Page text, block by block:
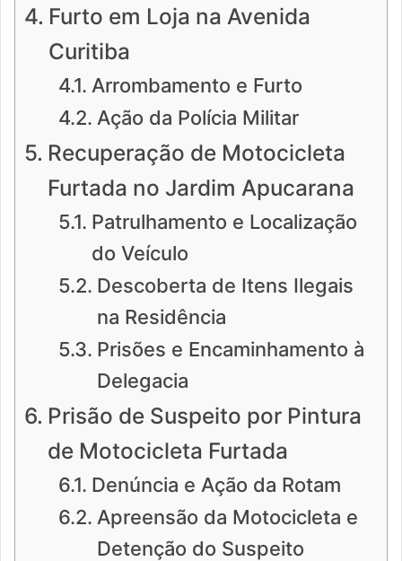
Furto em Loja na Avenida
Curitiba
Arrombamento e Furto
Ação da Polícia Militar
Recuperação de Motocicleta
Furtada no Jardim Apucarana
Patrulhamento e Localização
do Veículo
Descoberta de Itens Ilegais
na Residência
Prisões e Encaminhamento à
Delegacia
Prisão de Suspeito por Pintura
de Motocicleta Furtada
Denúncia e Ação da Rotam
Apreensão da Motocicleta e
Detenção do Suspeito